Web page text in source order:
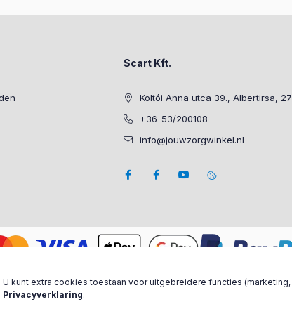
Scart Kft.
Koltói Anna utca 39., Albertirsa,
+36-53/200108
info@jouwzorgwinkel.nl
kunt extra cookies toestaan voor uitgebreidere functies (marketing,
Privacyverklaring.